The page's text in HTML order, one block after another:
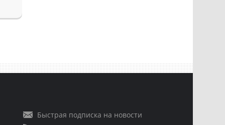
Быстрая подписка на новости